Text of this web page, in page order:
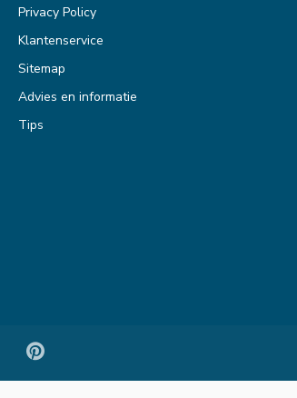
Privacy Policy
Klantenservice
Sitemap
Advies en informatie
Tips